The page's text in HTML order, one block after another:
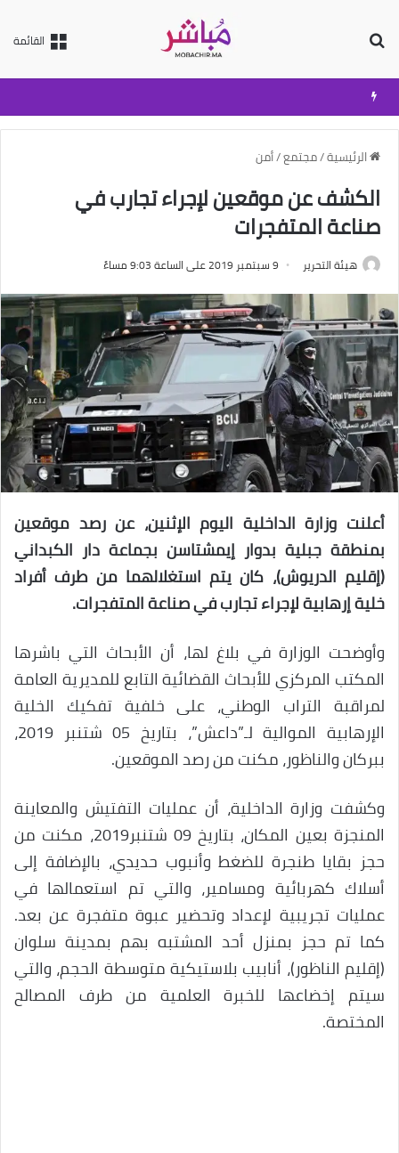
القائمة
الرئيسية/مجتمع/أمن
الكشف عن موقعين لإجراء تجارب في
صناعة المتفجرات
هيئة التحرير 9 سبتمبر 2019 على الساعة 9:03 مساءً
أعلنت وزارة الداخلية اليوم الإثنين، عن رصد موقعين
بمنطقة جبلية بدوار إيمشتاسن بجماعة دار الكبداني
(إقليم الدريوش)، كان يتم استغلالهما من طرف أفراد
خلية إرهابية لإجراء تجارب في صناعة المتفجرات.
وأوضحت الوزارة في بلاغ لها، أن الأبحاث التي باشرها
المكتب المركزي للأبحاث القضائية التابع للمديرية العامة
لمراقبة التراب الوطني، على خلفية تفكيك الخلية
الإرهابية الموالية لـ”داعش”، بتاريخ 05 شتنبر 2019،
ببركان والناظور، مكنت من رصد الموقعين.
وكشفت وزارة الداخلية، أن عمليات التفتيش والمعاينة
المنجزة بعين المكان، بتاريخ 09 شتنبر2019، مكنت من
حجز بقايا طنجرة للضغط وأنبوب حديدي، بالإضافة إلى
أسلاك كهربائية ومسامير، والتي تم استعمالها في
عمليات تجريبية لإعداد وتحضير عبوة متفجرة عن بعد.
كما تم حجز بمنزل أحد المشتبه بهم بمدينة سلوان
(إقليم الناظور)، أنابيب بلاستيكية متوسطة الحجم، والتي
سيتم إخضاعها للخبرة العلمية من طرف المصالح
المختصة.